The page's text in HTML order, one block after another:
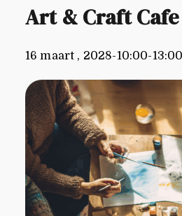
Art & Craft Cafe
16 maart , 2028-10:00-13:00